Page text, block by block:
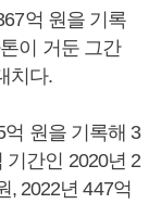
억 원을 기록
이 거둔 그간
치다.
원을 기록해 3
간인 2020년 2
, 2022년 447억